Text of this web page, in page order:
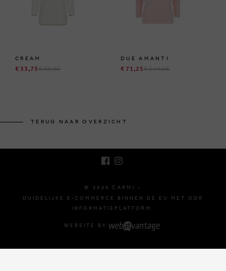
CREAM
€ 33,75€ 79,95
DUE AMANTI
€ 71,25€ 144,95
TERUG NAAR OVERZICHT
© 2026 CARMI -
DUIDELIJKE E-COMMERCE BINNEN DE EU MET ODR
INFORMATIEPLATFORM.
WEBSITE BY